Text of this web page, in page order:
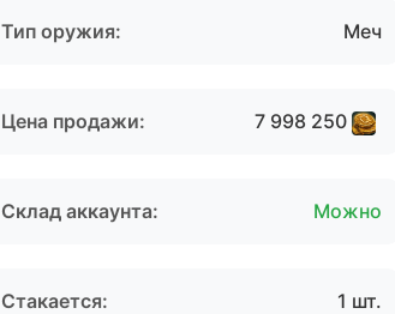
Тип оружия: Меч
Цена продажи: 7 998 250
Склад аккаунта: Можно
Стакается: 1 шт.